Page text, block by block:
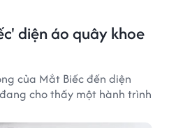
diện áo quây khoe
của Mắt Biếc đến diện
cho thấy một hành trình